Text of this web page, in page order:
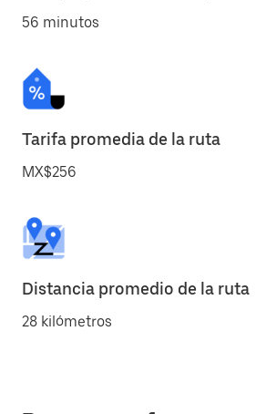
56 minutos
Tarifa promedia de la ruta
MX$256
Distancia promedio de la ruta
28 kilómetros